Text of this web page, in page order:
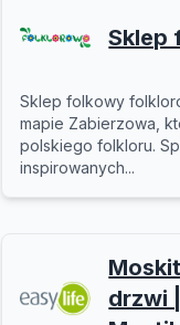
Sklep
Sklep folkowy
mapie Zabierzowa,
polskiego folkloru.
inspirowanych...
drzwi